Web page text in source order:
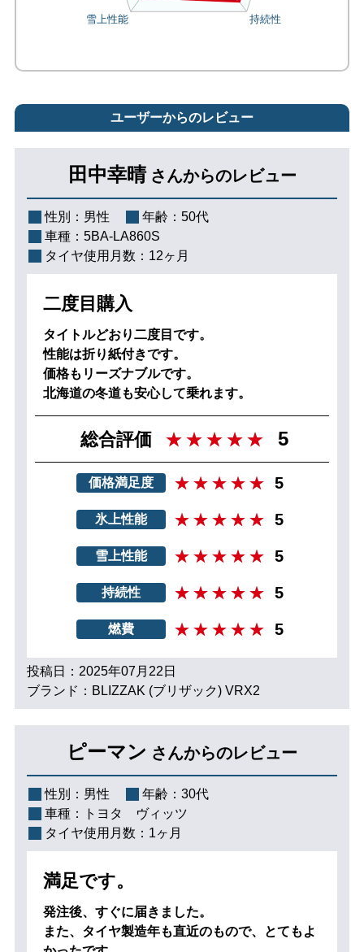
ユーザーからのレビュー
田中幸晴 さんからのレビュー
性別： 男性 年齢： 50代
車種： 5BA-LA860S
タイヤ使用月数： 12ヶ月
二度目購入
タイトルどおり二度目です。
性能は折り紙付きです。
価格もリーズナブルです。
北海道の冬道も安心して乗れます。
総合評価 5
価格満足度 5
氷上性能 5
雪上性能 5
持続性 5
燃費 5
投稿日：2025年07月22日
ブランド：BLIZZAK (ブリザック) VRX2
ピーマン さんからのレビュー
性別： 男性 年齢： 30代
車種：
トヨタ ヴィッツ
タイヤ使用月数： 1ヶ月
満足です。
発注後、すぐに届きました。
また、タイヤ製造年も直近のもので、とてもよ